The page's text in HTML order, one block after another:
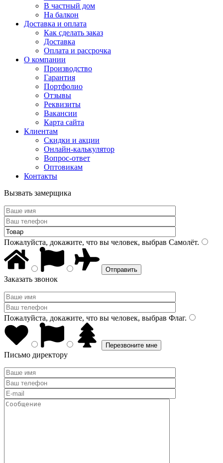
В частный дом
На балкон
Доставка и оплата
Как сделать заказ
Доставка
Оплата и рассрочка
О компании
Производство
Гарантия
Портфолио
Отзывы
Реквизиты
Вакансии
Карта сайта
Клиентам
Скидки и акции
Онлайн-калькулятор
Вопрос-ответ
Оптовикам
Контакты
Вызвать замерщика
Пожалуйста, докажите, что вы человек, выбрав Самолёт.
Заказать звонок
Пожалуйста, докажите, что вы человек, выбрав Флаг.
Письмо директору